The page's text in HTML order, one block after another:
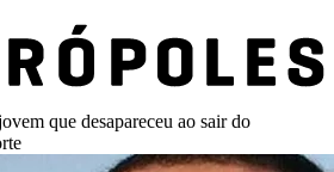
que desapareceu ao sair do